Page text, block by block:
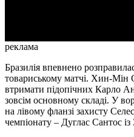
реклама
Бразилія впевнено
товариському матчі. Хин-Мін
втримати підопічних Карло
зовсім основному складі. У
на лівому фланзі захисту
чемпіонату – Дуглас Сантос із